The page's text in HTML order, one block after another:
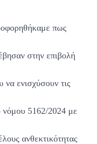
πως
στην επιβολή
να ενισχύσουν τις
νόμου 5162/2024 με
ανθεκτικότητας